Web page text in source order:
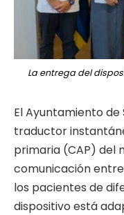
La entrega del
El Ayuntamiento de
traductor
primaria (CAP) del
comunicación
los pacientes de
dispositivo está